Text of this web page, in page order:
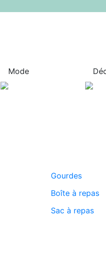
Mode
Gourdes
Boîte à repas
Sac à repas